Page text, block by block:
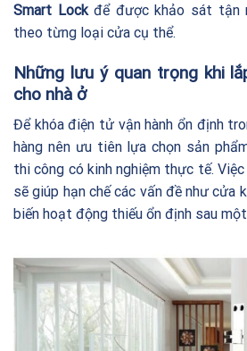
Smart Lockđể được khảo sát tận
theo từng loại cửa cụ thể.
Những lưu ý quan trọng khi
cho nhà ở
Để khóa điện tử vận hành ổn định
hàng nên ưu tiên lựa chọn sản
thi công có kinh nghiệm thực tế.
sẽ giúp hạn chế các vấn đề như cửa
biến hoạt động thiếu ổn định sau